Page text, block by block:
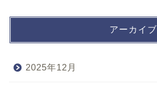
アーカイブ
2025年12月